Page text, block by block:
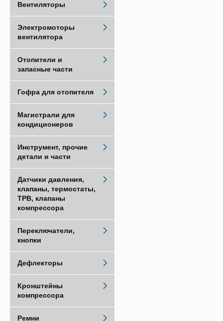
Вентиляторы
Электромоторы
вентилятора
Отопители и
запасные части
Гофра для отопителя
Магистрали для
кондиционеров
Инструмент, прочие
детали и части
Датчики давления,
клапаны, термостаты,
ТРВ, клапаны
компрессора
Переключатели,
кнопки
Дефлекторы
Кронштейны
компрессора
Ремни